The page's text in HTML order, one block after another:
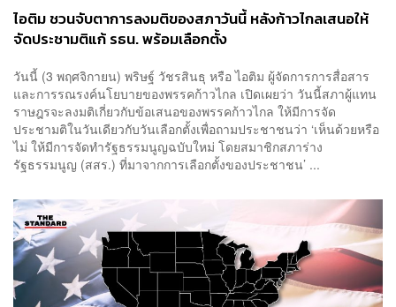
ไอติม ชวนจับตาการลงมติของสภาวันนี้ หลังก้าวไกลเสนอให้
จัดประชามติแก้ รธน. พร้อมเลือกตั้ง
วันนี้ (3 พฤศจิกายน) พริษฐ์ วัชรสินธุ หรือ ไอติม ผู้จัดการการสื่อสาร
และการรณรงค์นโยบายของพรรคก้าวไกล เปิดเผยว่า วันนี้สภาผู้แทน
ราษฎรจะลงมติเกี่ยวกับข้อเสนอของพรรคก้าวไกล ให้มีการจัด
ประชามติในวันเดียวกับวันเลือกตั้งเพื่อถามประชาชนว่า ‘เห็นด้วยหรือ
ไม่ ให้มีการจัดทำรัฐธรรมนูญฉบับใหม่ โดยสมาชิกสภาร่าง
รัฐธรรมนูญ (สสร.) ที่มาจากการเลือกตั้งของประชาชน’ ...